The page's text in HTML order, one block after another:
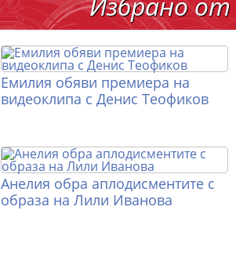
Емилия обяви премиера на
видеоклипа с Денис Теофиков
Анелия обра аплодисментите с
образа на Лили Иванова